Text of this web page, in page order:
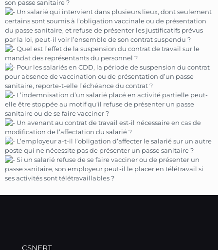
son passe sanitaire ?
Un salarié qui intervient dans plusieurs lieux, dont seulement
certains sont soumis à l’obligation vaccinale ou de présentation
du passe sanitaire, et refuse de présenter les justificatifs prévus
par la loi, peut-il voir l’ensemble de son contrat suspendu ?
Quel est l’effet de la suspension du contrat de travail sur le
mandat des représentants du personnel ?
Pour les salariés en CDD, la période de suspension du contrat
pour absence de vaccination ou de présentation d’un passe
sanitaire, reporte-t-elle l’échéance du contrat ?
L’indemnisation d’un salarié placé en activité partielle peut-
elle être stoppée au motif qu’il refuse de présenter un passe
sanitaire ou de se faire vacciner ?
Un avenant au contrat de travail est-il nécessaire en cas de
modification de l’affectation du salarié ?
L’employeur a-t-il l’obligation d’affecter le salarié sur un autre
poste qui ne nécessite pas de présenter un passe sanitaire ?
Si un salarié refuse de se faire vacciner ou de présenter un
passe sanitaire, son employeur peut-il le placer en télétravail si
ses activités sont télétravaillables ?
CSNERT